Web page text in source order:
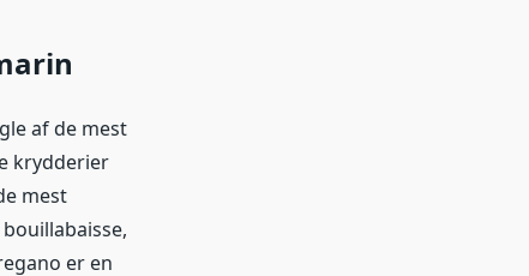
af de mest
krydderier
mest
er en